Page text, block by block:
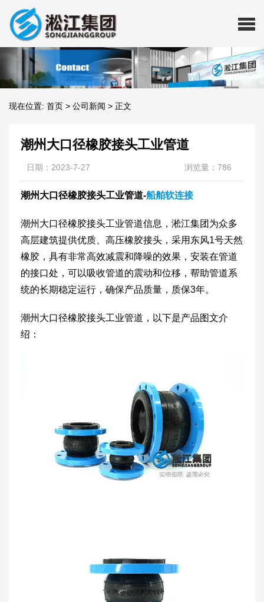
现在位置: 首页 > 公司新闻 > 正文
潮州大口径橡胶接头工业管道
日期：2023-7-27 浏览量：786
潮州大口径橡胶接头工业管道-船舶软连接
潮州大口径橡胶接头工业管道信息，淞江集团为众多
高层建筑提供优质、高压橡胶接头，采用东风1号天然
橡胶，具有非常高效减震和降噪的效果，安装在管道
的接口处，可以吸收管道的震动和位移，帮助管道系
统的长期稳定运行，确保产品质量，质保3年。
潮州大口径橡胶接头工业管道，以下是产品图文介
绍：